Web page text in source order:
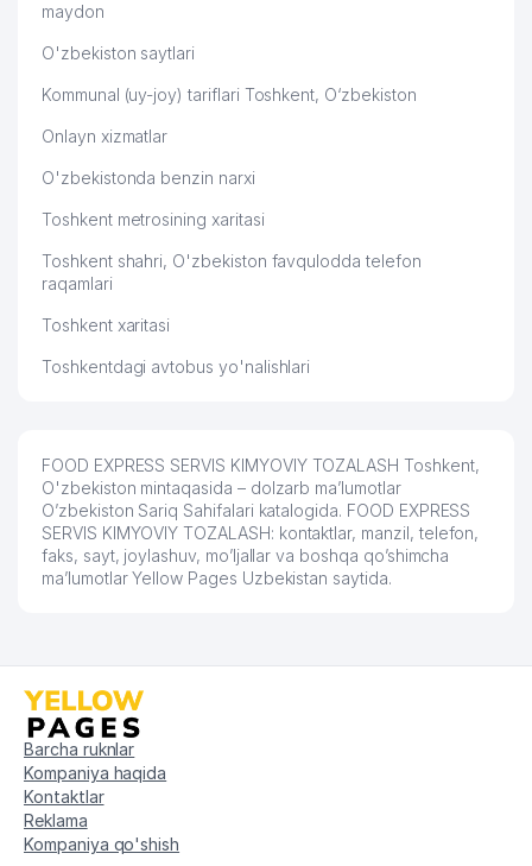
maydon
O'zbekiston saytlari
Kommunal (uy-joy) tariflari Toshkent, O‘zbekiston
Onlayn xizmatlar
O'zbekistonda benzin narxi
Toshkent metrosining xaritasi
Toshkent shahri, O'zbekiston favqulodda telefon
raqamlari
Toshkent xaritasi
Toshkentdagi avtobus yo'nalishlari
FOOD EXPRESS SERVIS KIMYOVIY TOZALASH Toshkent,
O'zbekiston mintaqasida – dolzarb ma’lumotlar
O’zbekiston Sariq Sahifalari katalogida. FOOD EXPRESS
SERVIS KIMYOVIY TOZALASH: kontaktlar, manzil, telefon,
faks, sayt, joylashuv, mo’ljallar va boshqa qo’shimcha
ma’lumotlar Yellow Pages Uzbekistan saytida.
Barcha ruknlar
Kompaniya haqida
Kontaktlar
Reklama
Kompaniya qo'shish